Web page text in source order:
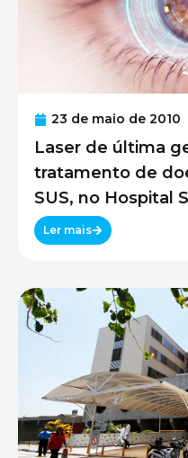
23 de maio de 2010
Laser de última
tratamento de
SUS, no Hospital
UNIFESP
Ler mais